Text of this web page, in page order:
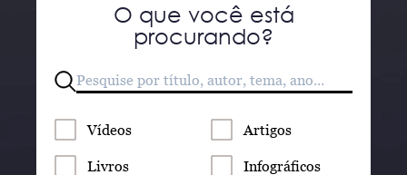
O que você está
procurando?
Vídeos Artigos
Livros Infográficos